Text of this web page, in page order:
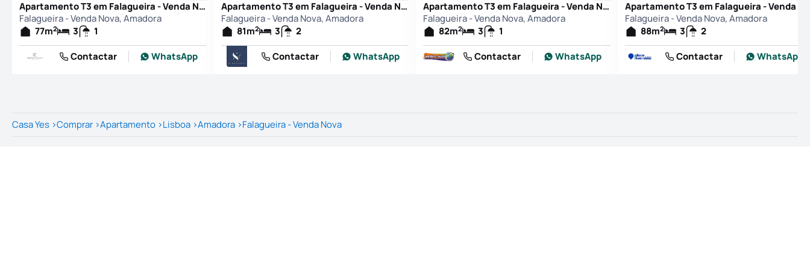
Apartamento T3 em Falagueira - Venda Nova, Amadora
Falagueira - Venda Nova, Amadora
77m2 3
1
Contactar
WhatsApp
Apartamento T3 em Falagueira - Venda Nova, Amadora
Falagueira - Venda Nova, Amadora
81m2 3
2
Contactar
WhatsApp
Apartamento T3 em Falagueira - Venda Nova, Amadora
Falagueira - Venda Nova, Amadora
82m2 3
1
Contactar
WhatsApp
Falagueira - Venda Nova, Amadora
88m2 3
2
Contactar
WhatsApp
Casa Yes >Comprar >Apartamento >Lisboa >Amadora >Falagueira - Venda Nova